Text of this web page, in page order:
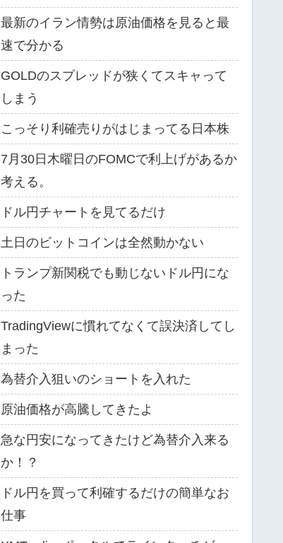
最新のイラン情勢は原油価格を見ると最
速で分かる
GOLDのスプレッドが狭くてスキャって
しまう
こっそり利確売りがはじまってる日本株
7月30日木曜日のFOMCで利上げがあるか
考える。
ドル円チャートを見てるだけ
土日のビットコインは全然動かない
トランプ新関税でも動じないドル円にな
った
TradingViewに慣れてなくて誤決済してし
まった
為替介入狙いのショートを入れた
原油価格が高騰してきたよ
急な円安になってきたけど為替介入来る
か！？
ドル円を買って利確するだけの簡単なお
仕事